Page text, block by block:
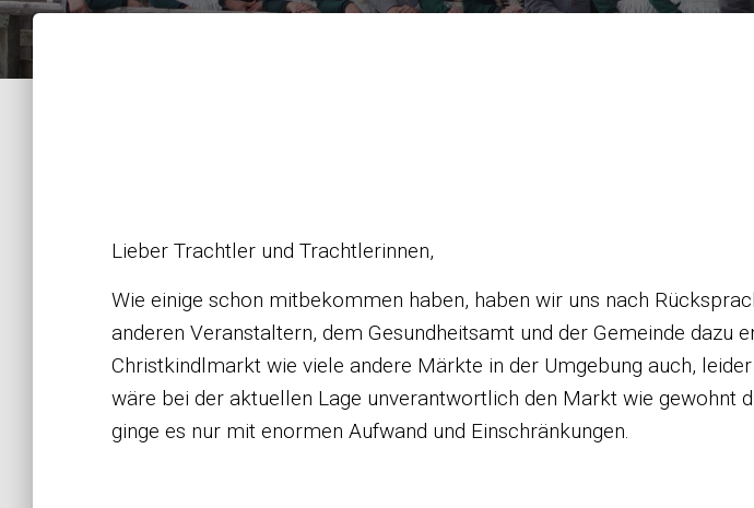
Lieber Trachtler und Trachtlerinnen,
Wie einige schon mitbekommen haben, haben wir uns nach
anderen Veranstaltern, dem Gesundheitsamt und der Gemeinde dazu
Christkindlmarkt wie viele andere Märkte in der Umgebung auch, leider
wäre bei der aktuellen Lage unverantwortlich den Markt wie gewohnt
ginge es nur mit enormen Aufwand und Einschränkungen.